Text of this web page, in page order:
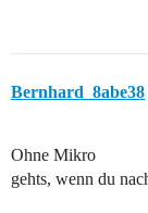
Bernhard_8abe38
Ohne Mikro
gehts, wenn du